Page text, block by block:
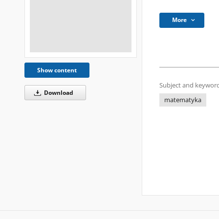
Show content
Download
More
Subject and
matematyka